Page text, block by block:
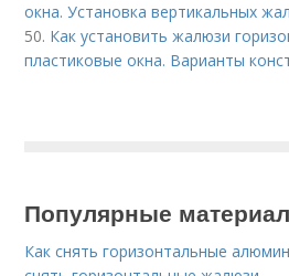
окна. Установка вертикальных
50. Как установить жалюзи
пластиковые окна. Варианты
Популярные
Как снять горизонтальные